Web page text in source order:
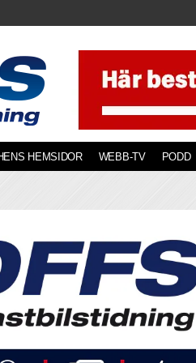
HEMSIDOR WEBB-TV PODD